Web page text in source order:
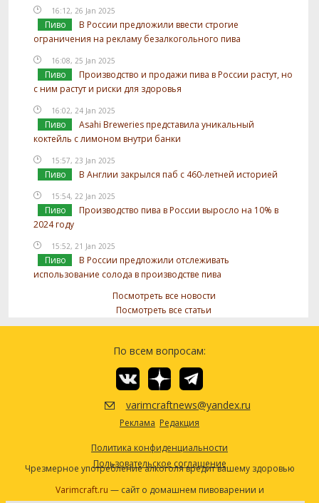
16:12, 26 Jan 2025
Пиво
В России предложили ввести строгие
ограничения на рекламу безалкогольного пива
16:08, 25 Jan 2025
Пиво
Производство и продажи пива в России растут, но
с ним растут и риски для здоровья
16:02, 24 Jan 2025
Пиво
Asahi Breweries представила уникальный
коктейль с лимоном внутри банки
15:57, 23 Jan 2025
Пиво В Англии закрылся паб с 460-летней историей
15:54, 22 Jan 2025
Пиво
Производство пива в России выросло на 10% в
2024 году
15:52, 21 Jan 2025
Пиво
В России предложили отслеживать
использование солода в производстве пива
Посмотреть все новости
Посмотреть все статьи
По всем вопросам:
varimcraftnews@yandex.ru
Реклама Редакция
Политика конфиденциальности
Пользовательское соглашение
Чрезмерное употребление алкоголя вредит вашему здоровью
Varimcraft.ru — сайт о домашнем пивоварении и